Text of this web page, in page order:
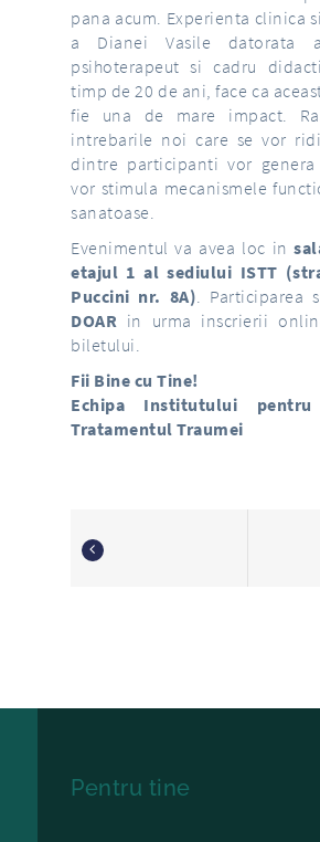
pana acum. Experienta clinica
a Dianei Vasile datorata
psihoterapeut si cadru
timp de 20 de ani, face ca
fie una de mare impact.
intrebarile noi care se vor
dintre participanti vor
vor stimula mecanismele
sanatoase.
Evenimentul va avea loc in
etajul 1 al sediului ISTT
Puccini nr. 8A) . Participarea
DOAR in urma inscrierii
biletului.
Fii Bine cu Tine!
Echipa Institutului
Tratamentul Traumei
Pentru tine